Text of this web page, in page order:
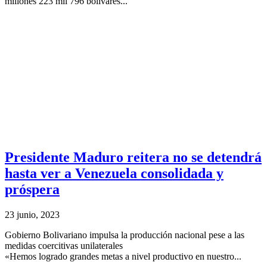
Presidente Maduro reitera no se detendrá
hasta ver a Venezuela consolidada y
próspera
23 junio, 2023
Gobierno Bolivariano impulsa la producción nacional pese a las
medidas coercitivas unilaterales
«Hemos logrado grandes metas a nivel productivo en nuestro...